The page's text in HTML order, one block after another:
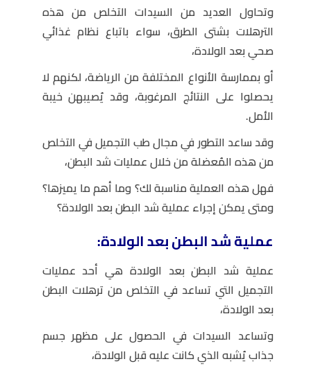
وتحاول العديد من السيدات التخلص من هذه
الترهلات بشتى الطرق، سواء باتباع نظام غذائي
صحي بعد الولادة،
أو بممارسة الأنواع المختلفة من الرياضة، لكنهم لا
يحصلوا على النتائج المرغوبة، وقد يُصيبهن خيبة
الأمل.
وقد ساعد التطور في مجال طب التجميل في التخلص
من هذه المُعضلة من خلال عمليات شد البطن،
فهل هذه العملية مناسبة لك؟ وما أهم ما يميزها؟
ومتى يمكن إجراء عملية شد البطن بعد الولادة؟
عملية شد البطن بعد الولادة:
عملية شد البطن بعد الولادة هي أحد عمليات
التجميل التي تساعد في التخلص من ترهلات البطن
بعد الولادة،
وتساعد السيدات في الحصول على مظهر جسم
جذاب يُشبه الذي كانت عليه قبل الولادة،